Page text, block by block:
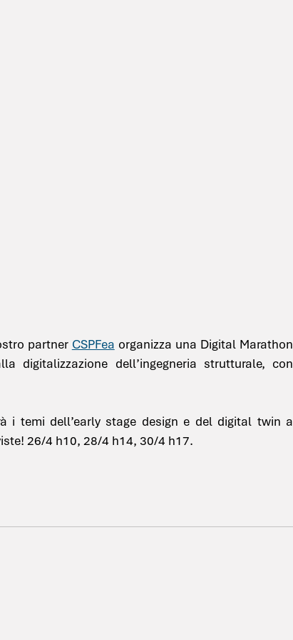
partner CSPFea organizza una Digital Marathon
digitalizzazione dell’ingegneria strutturale, con
i temi dell’early stage design e del digital twin a
26/4 h10, 28/4 h14, 30/4 h17.